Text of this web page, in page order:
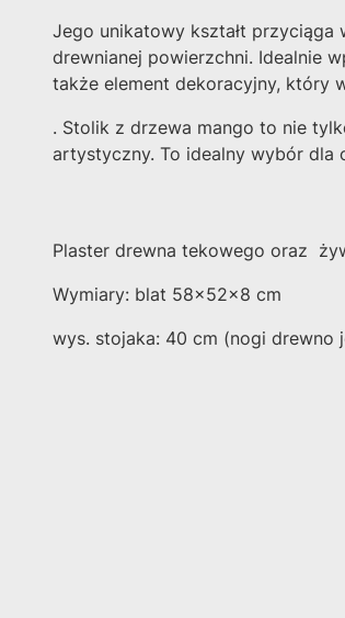
Jego unikatowy kształt przyciąga
drewnianej powierzchni. Idealnie
także element dekoracyjny, który
. Stolik z drzewa mango to nie
artystyczny. To idealny wybór dla
Plaster drewna tekowego oraz
Wymiary: blat 58x52x8 cm
wys. stojaka: 40 cm (nogi drewno